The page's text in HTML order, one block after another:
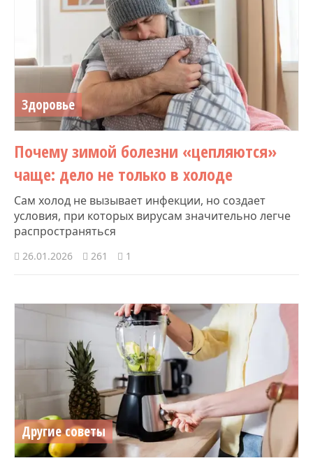
Здоровье
Почему зимой болезни «цепляются»
чаще: дело не только в холоде
Сам холод не вызывает инфекции, но создает
условия, при которых вирусам значительно легче
распространяться
26.01.2026 261 1
Другие советы